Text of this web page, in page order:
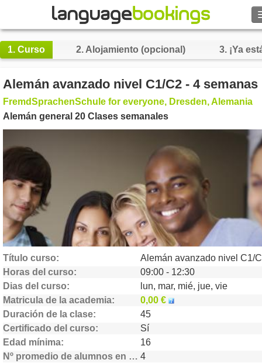
EXPLORAR
Identifícate
Moneda €
Idioma
1. Curso 2.Alojamiento (opcional) 3. ¡Ya
Alemán avanzado nivel C1/C2 - 4 semanas
FremdSprachenSchule for everyone, Dresden, Alemania
Alemán general 20 Clases semanales
Título curso
Horas del curso
09:00 - 12:30
Dias del curso
lun, mar, mié, jue, vie
Matricula de la academia
0,00 €
Duración de la clase
45
Certificado del curso
Sí
Edad mínima
16
Nº promedio de alumnos en clase 4